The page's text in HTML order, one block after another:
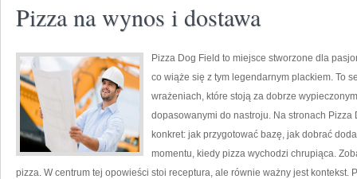
Pizza na wynos i dostawa
Pizza Dog Field to miejsce stworzone dla
co wiąże się z tym legendarnym plackiem. To
wrażeniach, które stoją za dobrze
dopasowanymi do nastroju. Na stronach
konkret: jak przygotować bazę, jak dobrać
momentu, kiedy pizza wychodzi chrupiąca.
pizza. W centrum tej opowieści stoi receptura, ale równie ważny jest kontekst.